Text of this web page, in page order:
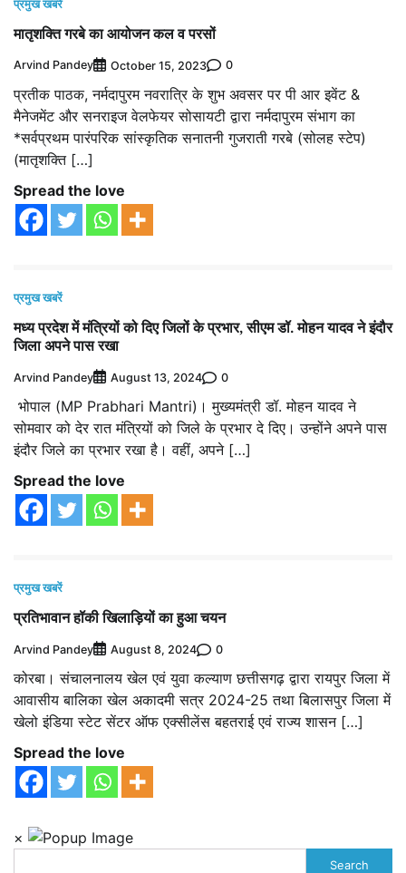
प्रमुख खबरें
मातृशक्ति गरबे का आयोजन कल व परसों
Arvind Pandey October 15, 2023 0
प्रतीक पाठक, नर्मदापुरम नवरात्रि के शुभ अवसर पर पी आर इवेंट &
मैनेजमेंट और सनराइज वेलफेयर सोसायटी द्वारा नर्मदापुरम संभाग का
*सर्वप्रथम पारंपरिक सांस्कृतिक सनातनी गुजराती गरबे (सोलह स्टेप)
(मातृशक्ति […]
Spread the love
प्रमुख खबरें
मध्य प्रदेश में मंत्रियों को दिए जिलों के प्रभार, सीएम डॉ. मोहन यादव ने इंदौर
जिला अपने पास रखा
Arvind Pandey August 13, 2024 0
भोपाल (MP Prabhari Mantri)। मुख्यमंत्री डॉ. मोहन यादव ने
सोमवार को देर रात मंत्रियों को जिले के प्रभार दे दिए। उन्होंने अपने पास
इंदौर जिले का प्रभार रखा है। वहीं, अपने […]
Spread the love
प्रमुख खबरें
प्रतिभावान हॉकी खिलाड़ियों का हुआ चयन
Arvind Pandey August 8, 2024 0
कोरबा। संचालनालय खेल एवं युवा कल्याण छत्तीसगढ़ द्वारा रायपुर जिला में
आवासीय बालिका खेल अकादमी सत्र 2024-25 तथा बिलासपुर जिला में
खेलो इंडिया स्टेट सेंटर ऑफ एक्सीलेंस बहतराई एवं राज्य शासन […]
Spread the love
×
Search